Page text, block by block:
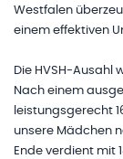
Westfalen
einem effektiven
Die HVSH-Ausahl
Nach einem
leistungsgerecht
unsere Mädchen
Ende verdient mit